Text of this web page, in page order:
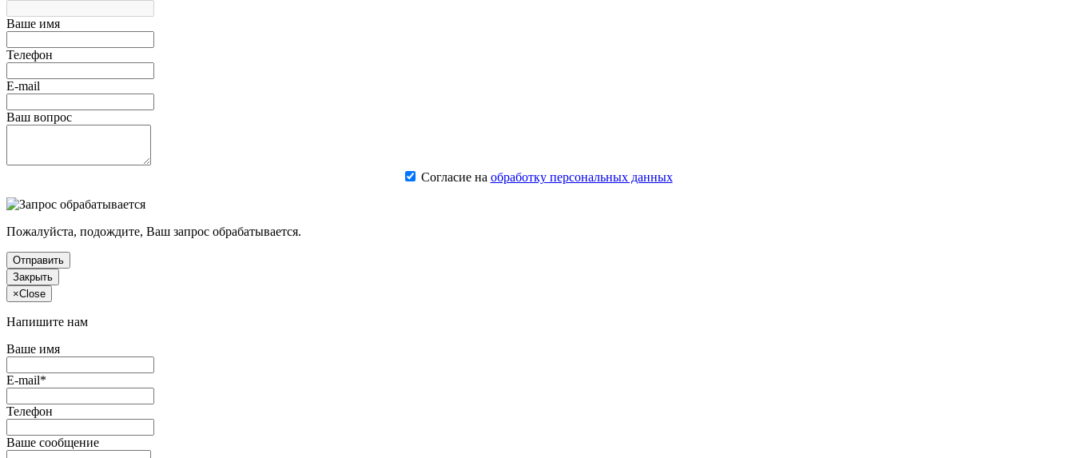
Ваше имя
Телефон
E-mail
Ваш вопрос
Согласие на обработку персональных данных
Пожалуйста, подождите, Ваш запрос обрабатывается.
Отправить
Закрыть
×Close
Напишите нам
Ваше имя
E-mail*
Телефон
Ваше сообщение